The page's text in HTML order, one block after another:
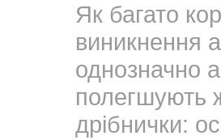
Як багато
виникнення
однозначно
полегшують
дрібнички: